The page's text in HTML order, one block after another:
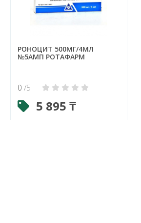
РОНОЦИТ 500МГ/4МЛ
№5АМП РОТАФАРМ
0 /5
5 895 ₸